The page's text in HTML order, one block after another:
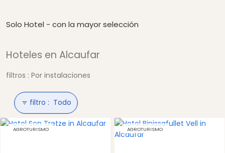
Solo Hotel - con la mayor selección
Hoteles en Alcaufar
filtros : Por instalaciones
filtro : Todo
AGROTURISMO AGROTURISMO